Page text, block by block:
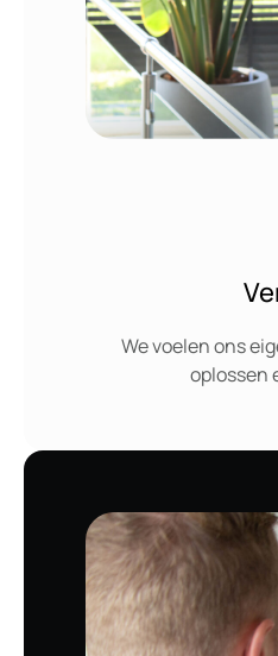
We voelen ons
oplossen